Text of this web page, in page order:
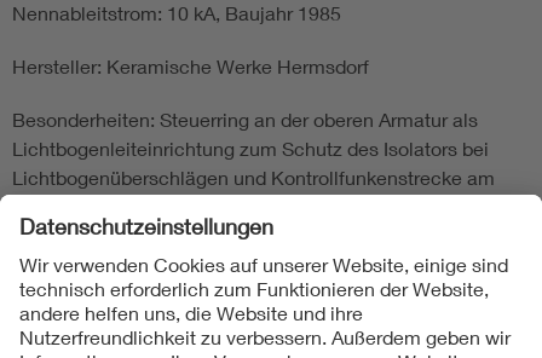
Nennableitstrom: 10 kA, Baujahr 1985
Hersteller: Keramische Werke Hermsdorf
Besonderheiten: Steuerring an der oberen Armatur als
Lichtbogenleiteinrichtung zum Schutz des Isolators bei
Lichtbogenüberschlägen und Kontrollfunkenstrecke am
|Objekt September 2017| - |Objekt Juli 2017|
Zurück zum Historischen Archiv